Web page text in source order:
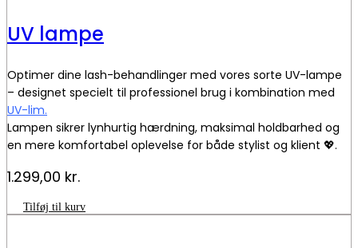
vælges
på
varesiden
UV lampe
Optimer dine lash-behandlinger med vores sorte UV-lampe
– designet specielt til professionel brug i kombination med
UV-lim.
Lampen sikrer lynhurtig hærdning, maksimal holdbarhed og
en mere komfortabel oplevelse for både stylist og klient 💖.
lampen kan ikke bruges til at hærde almindelig lim.
🌟 Fordele
1.299,00 kr.
lampe
Tilføj til kurv